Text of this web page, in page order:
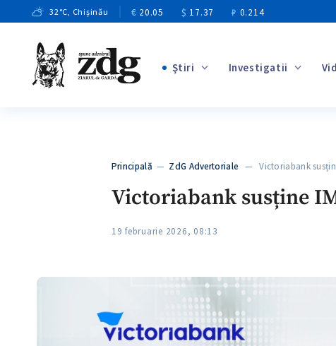
32°C, Chișinău € 20.05 $ 17.37 ₽ 0.214
Ştiri Investigatii
Principală — ZdG Advertoriale — Victoriabank
Victoriabank susține
19 februarie 2026, 08:13